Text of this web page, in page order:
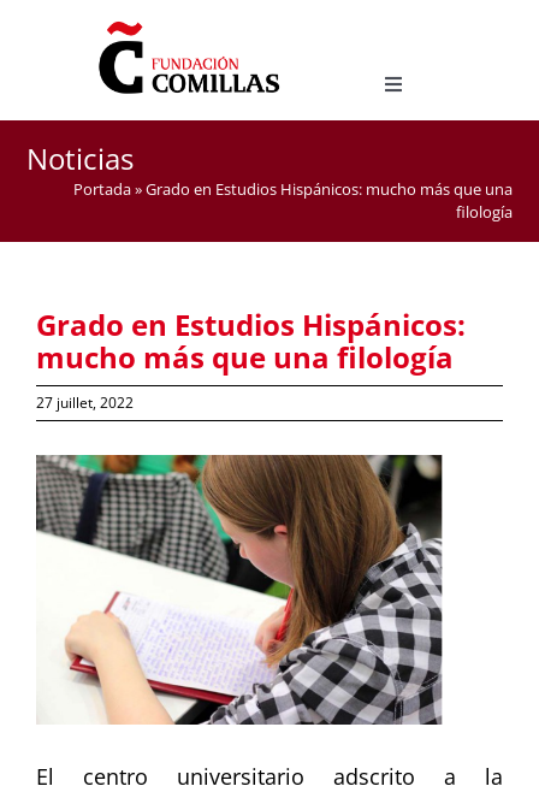
Toggle
Navigation
MASTER D’ENSEIGNEMENT DE L’ESPAGNOL COMME
LANGUE ÉTRANGÈRE
Noticias
Portada»Grado en Estudios Hispánicos: mucho más que una
filología
Grado en Estudios Hispánicos:
mucho más que una filología
27 juillet, 2022
View
Larger
Image
El centro universitario adscrito a la